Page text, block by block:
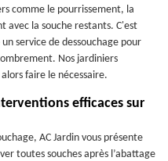
comme le pourrissement, la
avec la souche restants. C'est
service de dessouchage pour
Nos jardiniers
faire le nécessaire.
efficaces sur
AC Jardin vous présente
toutes souches après l’abattage